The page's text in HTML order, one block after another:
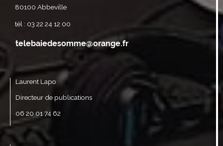
80100 Abbeville
tél : 03 22 24 12 00
Laurent Lapo
Directeur de publications
06 20 01 74 62